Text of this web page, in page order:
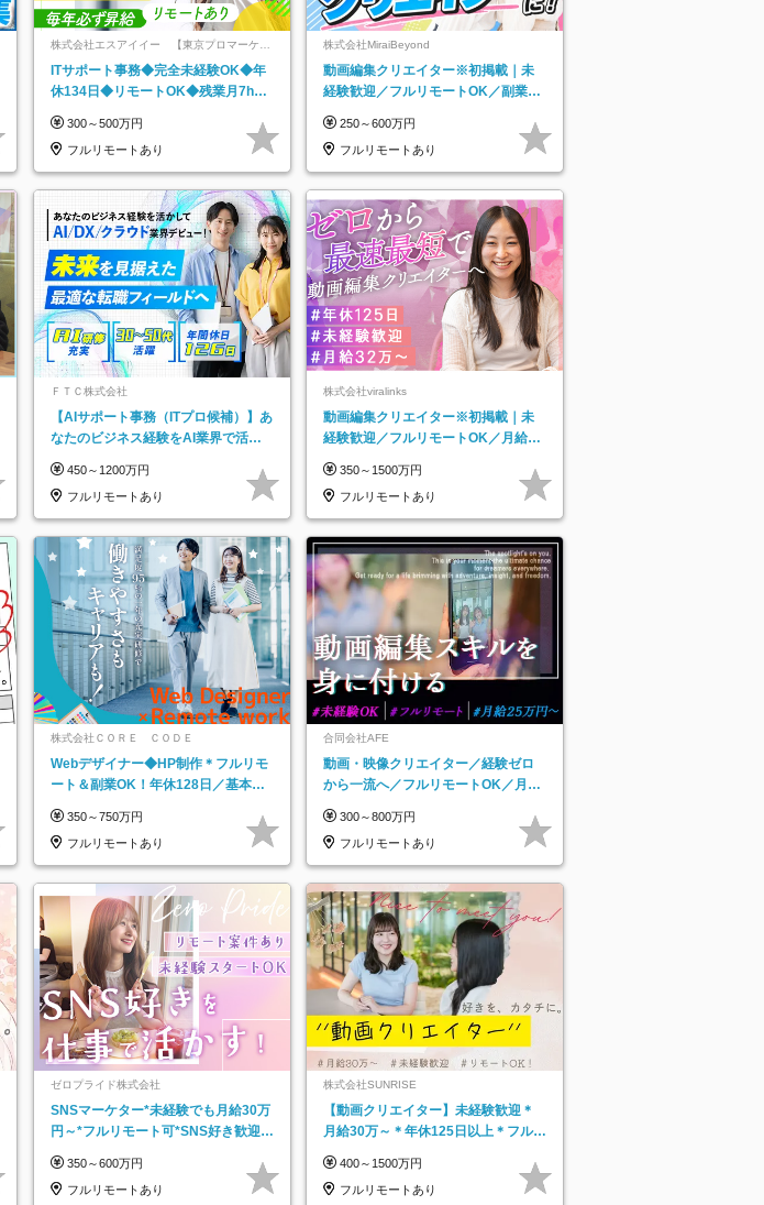
株式会社エスアイイー 【東京プロマーケッ
ITサポート事務◆完全未経験OK◆年
休134日◆リモートOK◆残業月7h以
300～500万円
フルリモートあり
株式会社MiraiBeyond
動画編集クリエイター※初掲載｜未
経験歓迎／フルリモートOK／副業O
250～600万円
フルリモートあり
ＦＴＣ株式会社
【AIサポート事務（ITプロ候補）】あ
なたのビジネス経験をAI業界で活か
450～1200万円
フルリモートあり
株式会社viralinks
動画編集クリエイター※初掲載｜未
経験歓迎／フルリモートOK／月給32
350～1500万円
フルリモートあり
株式会社ＣＯＲＥ ＣＯＤＥ
Webデザイナー◆HP制作＊フルリモ
ート＆副業OK！年休128日／基本定
350～750万円
フルリモートあり
合同会社AFE
動画・映像クリエイター／経験ゼロ
から一流へ／フルリモートOK／月給
300～800万円
フルリモートあり
ゼロプライド株式会社
SNSマーケター*未経験でも月給30万
円～*フルリモート可*SNS好き歓迎*
350～600万円
フルリモートあり
株式会社SUNRISE
【動画クリエイター】未経験歓迎＊
月給30万～＊年休125日以上＊フルリ
決定◆
400～1500万円
フルリモートあり